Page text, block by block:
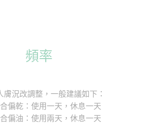
頻率
膚況改調整，一般建議如下：
偏乾：使用一天，休息一天
偏油：使用兩天，休息一天